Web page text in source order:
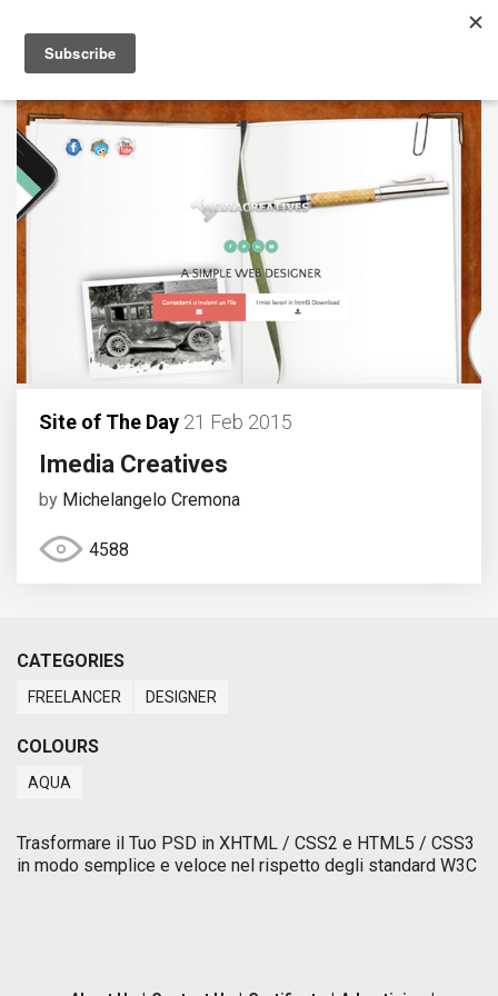
Site of The Day 21 Feb 2015
Imedia Creatives
by Michelangelo Cremona
4588
CATEGORIES
FREELANCER DESIGNER
COLOURS
AQUA
Trasformare il Tuo PSD in XHTML / CSS2 e HTML5 / CSS3
in modo semplice e veloce nel rispetto degli standard W3C